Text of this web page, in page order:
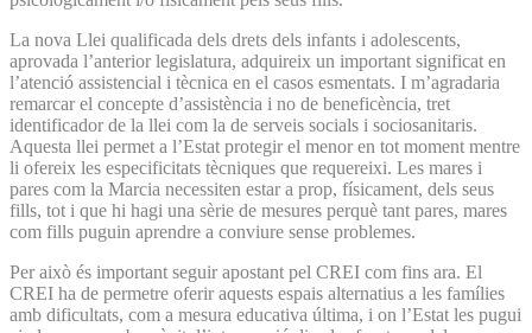
La nova Llei qualificada dels drets dels infants i adolescents,
aprovada l’anterior legislatura, adquireix un important significat en
l’atenció assistencial i tècnica en el casos esmentats. I m’agradaria
remarcar el concepte d’assistència i no de beneficència, tret
identificador de la llei com la de serveis socials i sociosanitaris.
Aquesta llei permet a l’Estat protegir el menor en tot moment mentre
li ofereix les especificitats tècniques que requereixi. Les mares i
pares com la Marcia necessiten estar a prop, físicament, dels seus
fills, tot i que hi hagi una sèrie de mesures perquè tant pares, mares
com fills puguin aprendre a conviure sense problemes.
Per això és important seguir apostant pel CREI com fins ara. El
CREI ha de permetre oferir aquests espais alternatius a les famílies
amb dificultats, com a mesura educativa última, i on l’Estat les pugui